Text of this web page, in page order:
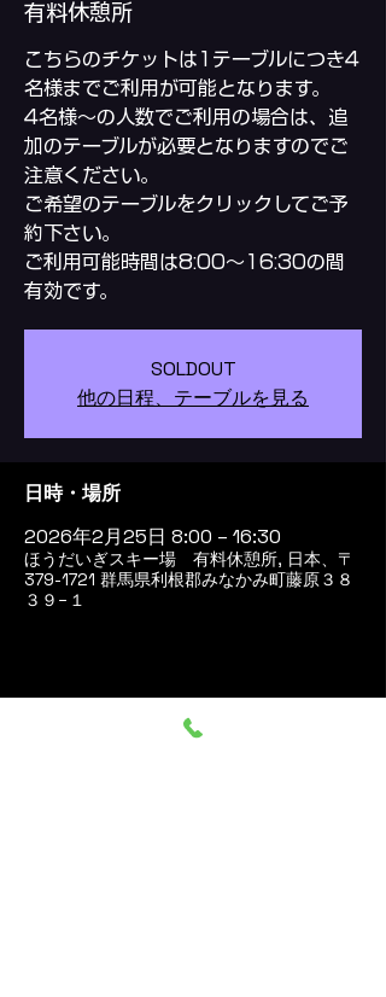
有料休憩所
こちらのチケットは1テーブルにつき4
名様までご利用が可能となります。
4名様～の人数でご利用の場合は、追
加のテーブルが必要となりますのでご
注意ください。
ご希望のテーブルをクリックしてご予
約下さい。
ご利用可能時間は8:00～16:30の間
SOLDOUT
他の日程、テーブルを見る
日時・場所
2026年2月25日 8:00 – 16:30
ほうだいぎスキー場 有料休憩所, 日本、〒
379-1721 群馬県利根郡みなかみ町藤原３８
３９−１
このイベントをシェア